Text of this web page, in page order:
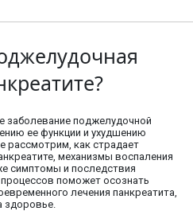
заболевание поджелудочной
ее функции и ухудшению
рассмотрим, как страдает
механизмы воспаления
симптомы и последствия
поможет осознать
лечения панкреатита,
здоровье.